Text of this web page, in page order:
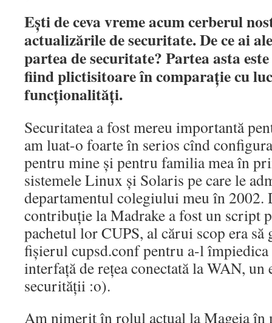
Ești de ceva vreme acum cerberul
actualizările de securitate. De ce ai
partea de securitate? Partea asta
fiind plictisitoare în comparație cu
funcționalități.
Securitatea a fost mereu importantă
am luat-o foarte în serios cînd
pentru mine și pentru familia mea în
sistemele Linux și Solaris pe care le
departamentul colegiului meu în 2002.
contribuție la Madrake a fost un script
pachetul lor CUPS, al cărui scop era să
fișierul cupsd.conf pentru a-l împiedica
interfață de rețea conectată la WAN,
securității :o).
Am nimerit în rolul actual la Mageia în